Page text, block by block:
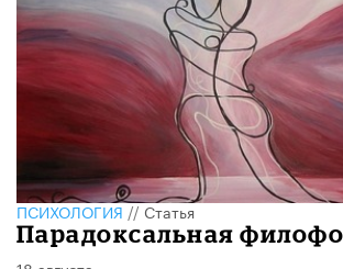
ПСИХОЛОГИЯ//Статья
Парадоксальная